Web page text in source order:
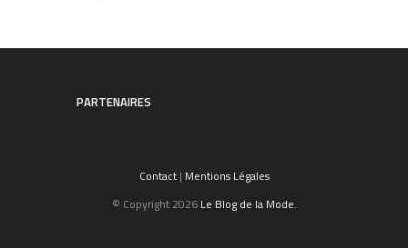
PARTENAIRES
Contact| Mentions Légales
© Copyright 2026 Le Blog de la Mode.